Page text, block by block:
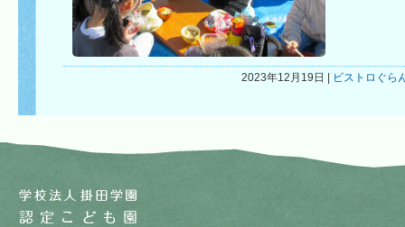
2023年12月19日 | ビストロぐら